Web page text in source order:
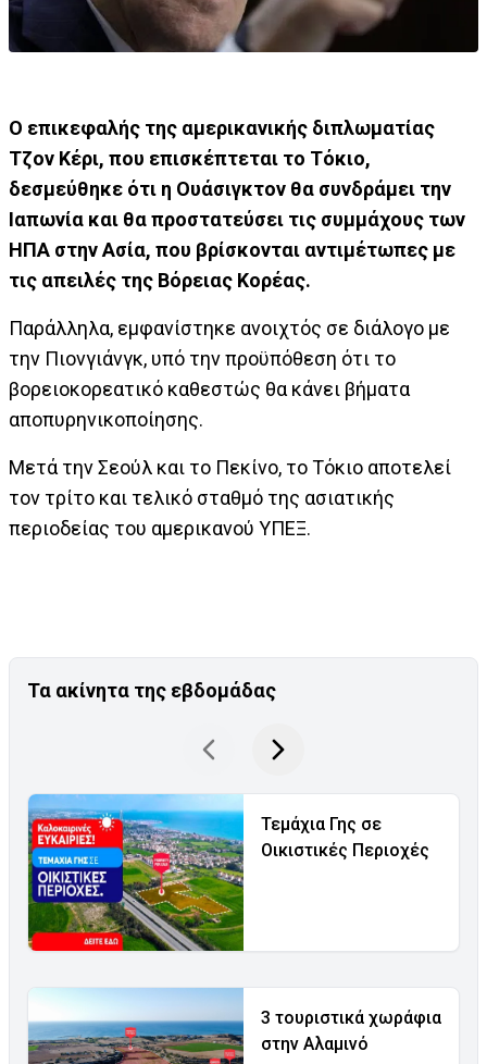
Ο επικεφαλής της αμερικανικής διπλωματίας
Τζον Κέρι, που επισκέπτεται το Τόκιο,
δεσμεύθηκε ότι η Ουάσιγκτον θα συνδράμει την
Ιαπωνία και θα προστατεύσει τις συμμάχους των
ΗΠΑ στην Ασία, που βρίσκονται αντιμέτωπες με
τις απειλές της Βόρειας Κορέας.
Παράλληλα, εμφανίστηκε ανοιχτός σε διάλογο με
την Πιονγιάνγκ, υπό την προϋπόθεση ότι το
βορειοκορεατικό καθεστώς θα κάνει βήματα
αποπυρηνικοποίησης.
Μετά την Σεούλ και το Πεκίνο, το Τόκιο αποτελεί
τον τρίτο και τελικό σταθμό της ασιατικής
περιοδείας του αμερικανού ΥΠΕΞ.
Τα ακίνητα της εβδομάδας
Τεμάχια Γης σε
Οικιστικές Περιοχές
3 τουριστικά χωράφια
στην Αλαμινό